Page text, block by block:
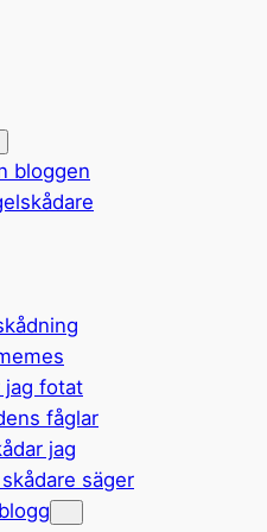
bloggen
jag fotat
fåglar
jag
säger